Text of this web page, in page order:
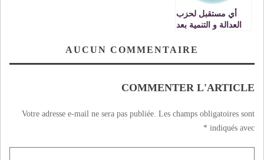
أي مستقبل لحزب
العدالة و التنمية بعد
AUCUN COMMENTAIRE
COMMENTER L'ARTICLE
Votre adresse e-mail ne sera pas publiée. Les champs obligatoires sont
indiqués avec
*